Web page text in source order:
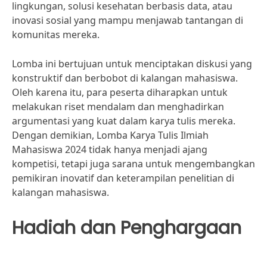
lingkungan, solusi kesehatan berbasis data, atau
inovasi sosial yang mampu menjawab tantangan di
komunitas mereka.
Lomba ini bertujuan untuk menciptakan diskusi yang
konstruktif dan berbobot di kalangan mahasiswa.
Oleh karena itu, para peserta diharapkan untuk
melakukan riset mendalam dan menghadirkan
argumentasi yang kuat dalam karya tulis mereka.
Dengan demikian, Lomba Karya Tulis Ilmiah
Mahasiswa 2024 tidak hanya menjadi ajang
kompetisi, tetapi juga sarana untuk mengembangkan
pemikiran inovatif dan keterampilan penelitian di
kalangan mahasiswa.
Hadiah dan Penghargaan